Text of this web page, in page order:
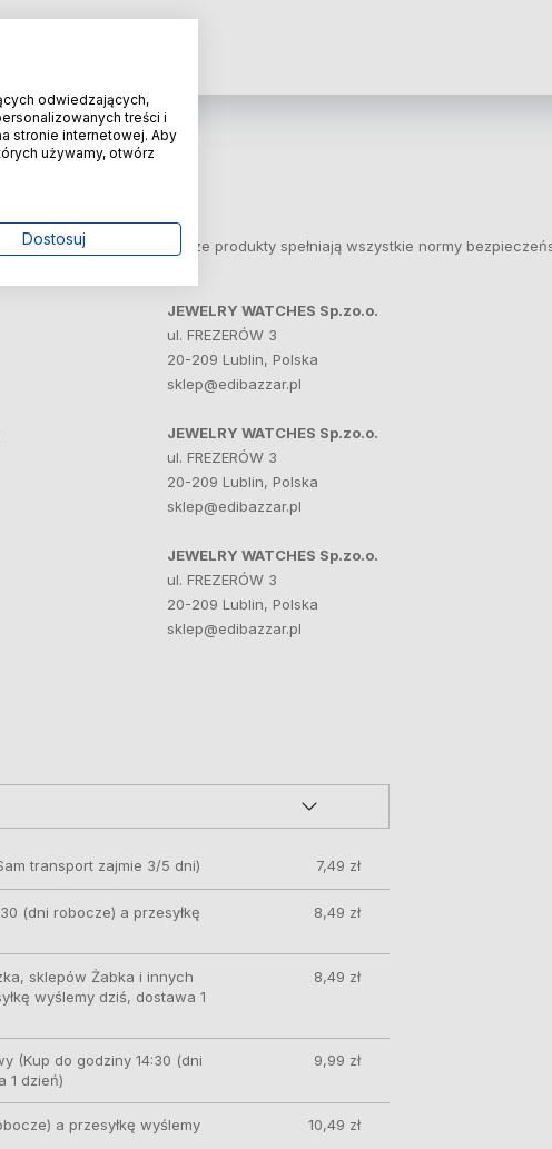
Nasze produkty spełniają wszystkie normy
JEWELRY WATCHES Sp.zo.o.
ul. FREZERÓW 3
20-209 Lublin, Polska
sklep@edibazzar.pl
JEWELRY WATCHES Sp.zo.o.
ul. FREZERÓW 3
20-209 Lublin, Polska
sklep@edibazzar.pl
JEWELRY WATCHES Sp.zo.o.
ul. FREZERÓW 3
20-209 Lublin, Polska
sklep@edibazzar.pl
transport zajmie 3/5 dni) 7,49 zł
(dni robocze) a przesyłkę
8,49 zł
sklepów Żabka i innych
wyślemy dziś, dostawa 1
8,49 zł
(Kup do godziny 14:30 (dni
1 dzień)
9,99 zł
a przesyłkę wyślemy
10,49 zł
odwiedzających,
treści i
stronie internetowej. Aby
używamy, otwórz
Dostosuj